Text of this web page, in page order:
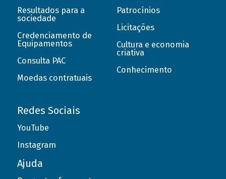
Resultados para a
sociedade
Credenciamento de
Equipamentos
Consulta PAC
Moedas contratuais
Patrocínios
Licitações
Cultura e economia
criativa
Conhecimento
Redes Sociais
YouTube
Instagram
Ajuda